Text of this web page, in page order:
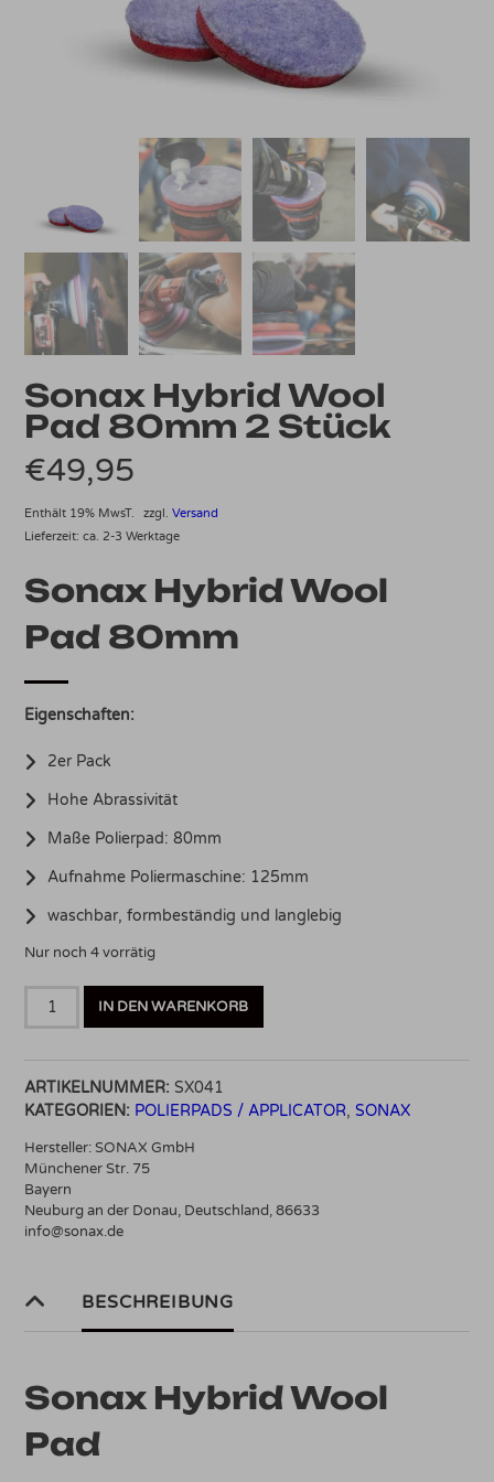
Sonax Hybrid Wool
Pad 80mm 2 Stück
€49,95
Enthält 19% MwsT. zzgl.Versand
Lieferzeit: ca. 2-3 Werktage
Sonax Hybrid Wool
Pad 80mm
Eigenschaften:
2er Pack
Hohe Abrassivität
Maße Polierpad: 80mm
Aufnahme Poliermaschine: 125mm
waschbar, formbeständig und langlebig
Nur noch 4 vorrätig
Sonax
80mm
2
Menge
IN DEN WARENKORB
ARTIKELNUMMER: SX041
KATEGORIEN: POLIERPADS / APPLICATOR,SONAX
Hersteller:SONAX GmbH
Münchener Str. 75
Bayern
Neuburg an der Donau, Deutschland, 86633
info@sonax.de
BESCHREIBUNG
Sonax Hybrid Wool
Pad